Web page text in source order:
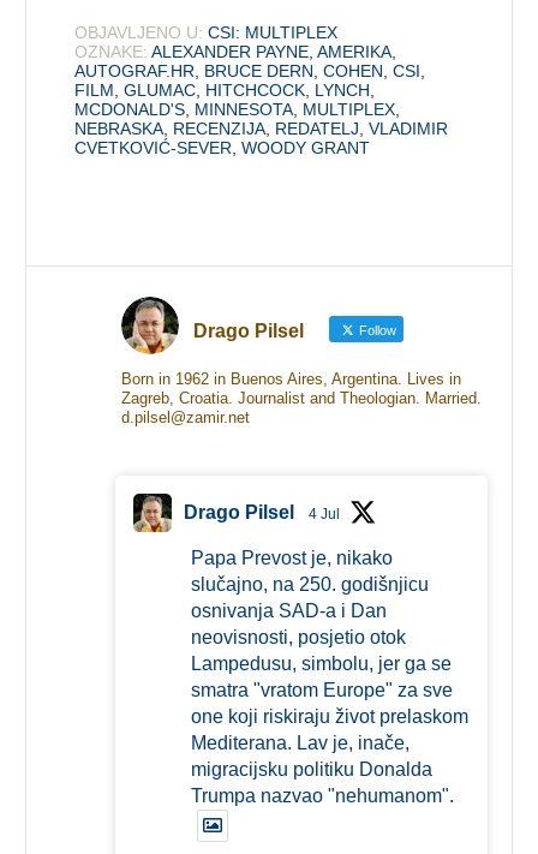
OBJAVLJENO U: CSI: MULTIPLEX
OZNAKE: ALEXANDER PAYNE ,AMERIKA
AUTOGRAF.HR
BRUCE DERN ,COHEN ,CSI
FILM ,GLUMAC HITCHCOCK LYNCH
MCDONALD'S MINNESOTA MULTIPLEX
NEBRASKA RECENZIJA REDATELJ ,VLADIMIR
CVETKOVIĆ-SEVER ,WOODY GRANT
Drago Pilsel Follow
Born in 1962 in Buenos Aires, Argentina. Lives in
Zagreb, Croatia. Journalist and Theologian. Married.
d.pilsel@zamir.net
Drago Pilsel 4 Jul
Papa Prevost je, nikako
slučajno, na 250. godišnjicu
osnivanja SAD-a i Dan
neovisnosti, posjetio otok
Lampedusu, simbolu, jer ga se
smatra "vratom Europe" za sve
one koji riskiraju život prelaskom
Mediterana. Lav je, inače,
migracijsku politiku Donalda
Trumpa nazvao "nehumanom".